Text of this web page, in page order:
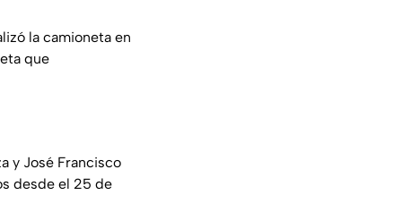
la camioneta en
que
y José Francisco
desde el 25 de